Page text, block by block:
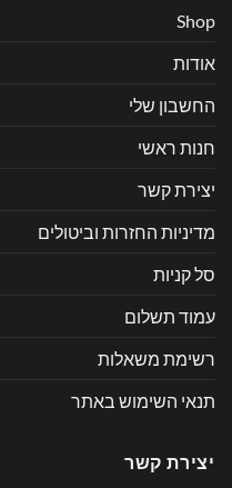
Shop
אודות
החשבון שלי
חנות ראשי
יצירת קשר
מדיניות החזרות וביטולים
סל קניות
עמוד תשלום
רשימת משאלות
תנאי השימוש באתר
יצירת קשר